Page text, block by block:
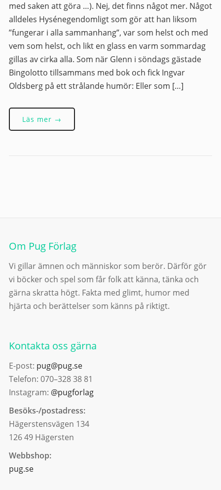
med saken att göra …). Nej, det finns något mer. Något
alldeles Hysénegendomligt som gör att han liksom
”fungerar i alla sammanhang”, var som helst och med
vem som helst, och likt en glass en varm sommardag
gillas av cirka alla. Som när Glenn i söndags gästade
Bingolotto tillsammans med bok och fick Ingvar
Oldsberg på ett strålande humör: Eller som […]
Läs mer →
Om Pug Förlag
Vi gillar ämnen och människor som berör. Därför gör
vi böcker och spel som får folk att känna, tänka och
gärna skratta högt. Fakta med glimt, humor med
hjärta och berättelser som känns på riktigt.
Kontakta oss gärna
E-post: pug@pug.se
Telefon: 070–328 38 81
Instagram: @pugforlag
Besöks-/postadress:
Hägerstensvägen 134
126 49 Hägersten
Webbshop:
pug.se